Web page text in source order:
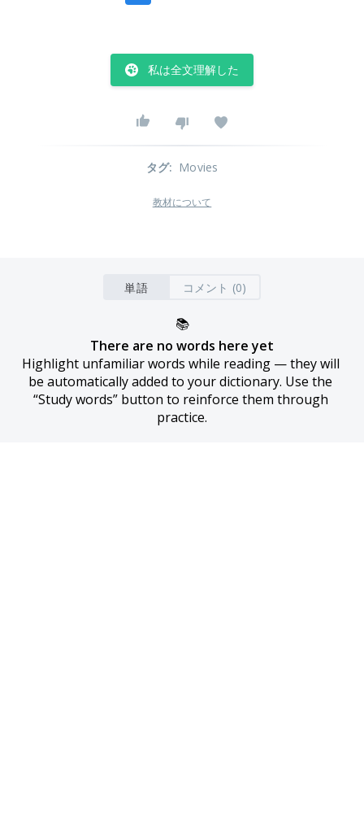
私は全文理解した
タグ: Movies
教材について
単語 コメント (0)
📚
There are no words here yet
Highlight unfamiliar words while reading — they will
be automatically added to your dictionary. Use the
“Study words” button to reinforce them through
practice.